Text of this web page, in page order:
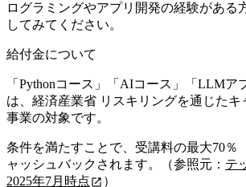
ログラミングやアプリ開発の経験がある
してみてください。
給付金について
「Pythonコース」「AIコース」「LLMア
は、経済産業省 リスキリングを通じたキ
事業の対象です。
条件を満たすことで、受講料の最大70％
ャッシュバックされます。（参照元： テ
2025年7月時点
）